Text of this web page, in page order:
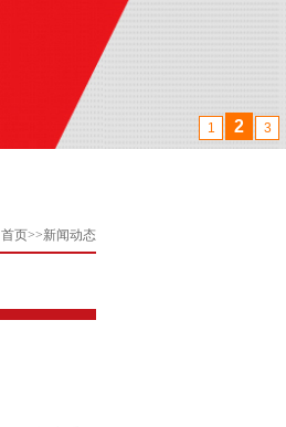
1 2 3
首页>>新闻动态